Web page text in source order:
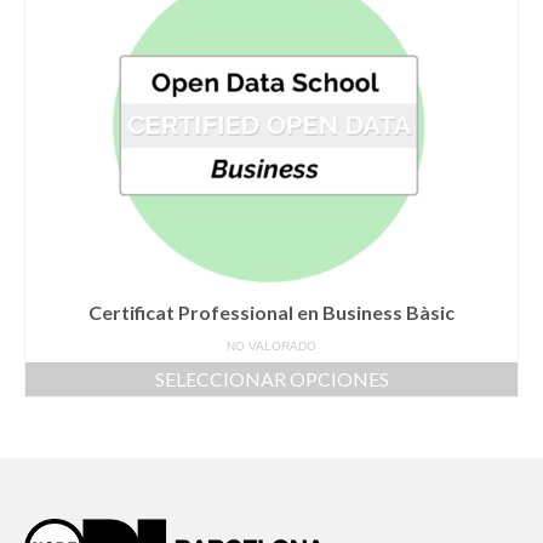
Certificat Professional en Business Bàsic
NO VALORADO
SELECCIONAR OPCIONES